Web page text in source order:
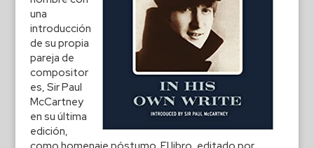
una
introducción
de su propia
pareja de
compositor
es, Sir Paul
McCartney
en su última
edición,